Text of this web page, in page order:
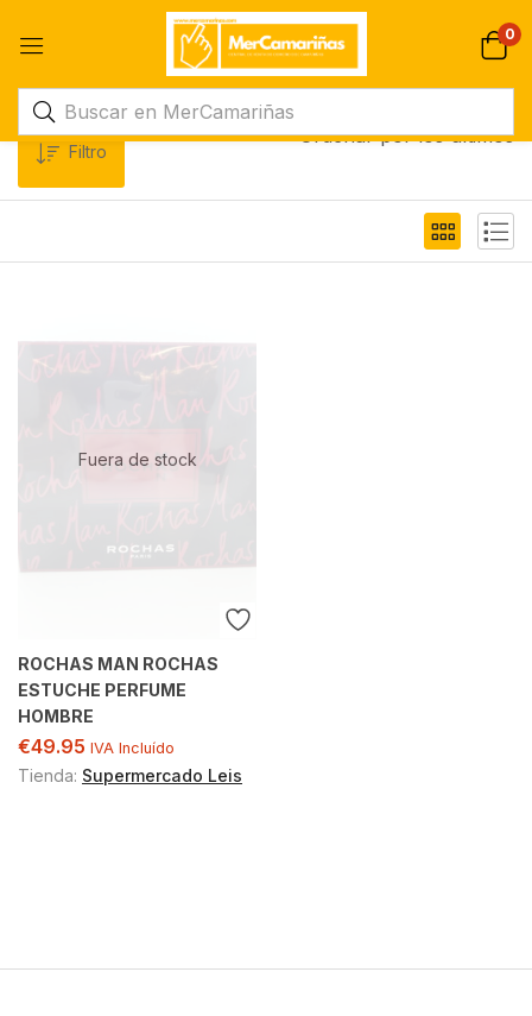
0
Filtro
Ordenar por los últimos
Fuera de stock
ROCHAS MAN ROCHAS
ESTUCHE PERFUME
HOMBRE
€49.95 IVA Incluído
Tienda: Supermercado Leis